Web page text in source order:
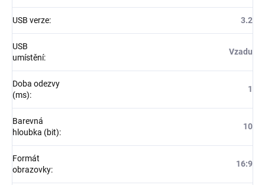
USB verze: 3.2
USB
umístění:
Vzadu
Doba odezvy
(ms):
1
Barevná
hloubka (bit):
10
Formát
obrazovky:
16:9